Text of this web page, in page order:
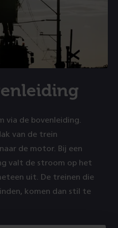
via de bovenleiding.
van de trein
de motor. Bij een
valt de stroom op het
uit. De treinen die
komen dan stil te